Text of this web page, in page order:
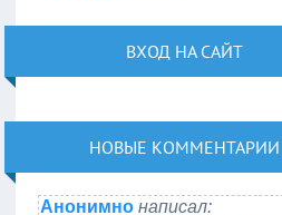
ВХОД НА САЙТ
НОВЫЕ КОММЕНТАРИИ
Анонимно написал: